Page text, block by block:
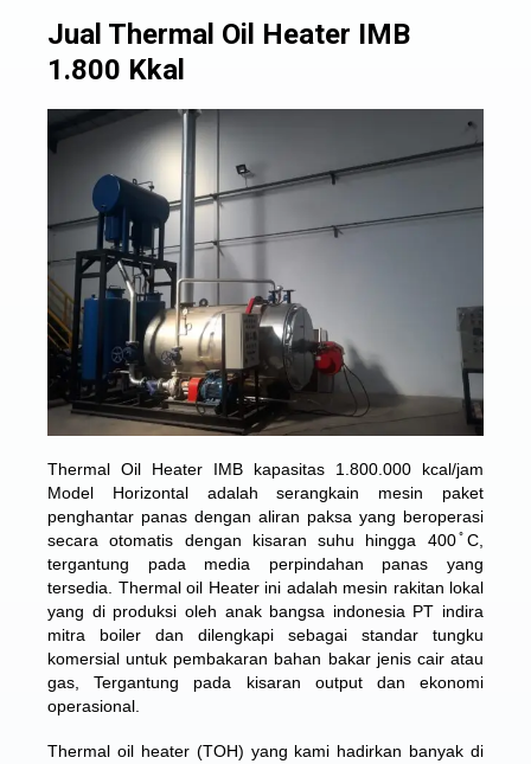
Jual Thermal Oil Heater IMB
1.800 Kkal
Thermal Oil Heater IMB kapasitas 1.800.000 kcal/jam
Model Horizontal adalah serangkain mesin paket
penghantar panas dengan aliran paksa yang beroperasi
secara otomatis dengan kisaran suhu hingga 400 ̊C,
tergantung pada media perpindahan panas yang
tersedia. Thermal oil Heater ini adalah mesin rakitan lokal
yang di produksi oleh anak bangsa indonesia PT indira
mitra boiler dan dilengkapi sebagai standar tungku
komersial untuk pembakaran bahan bakar jenis cair atau
gas, Tergantung pada kisaran output dan ekonomi
operasional.
Thermal oil heater (TOH) yang kami hadirkan banyak di